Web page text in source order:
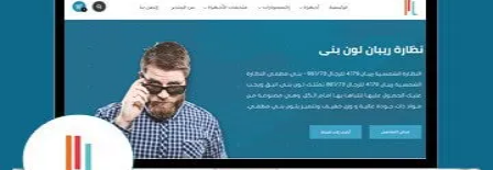
تصميم متجر اي كير
التفاصيل